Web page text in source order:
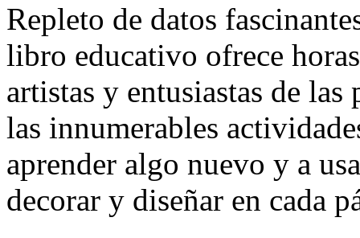
Repleto de datos
libro educativo ofrece
artistas y entusiastas de
las innumerables
aprender algo nuevo y a
decorar y diseñar en cada